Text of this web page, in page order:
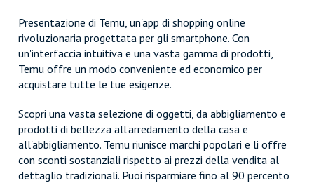
Presentazione di Temu, un'app di shopping online
rivoluzionaria progettata per gli smartphone. Con
un'interfaccia intuitiva e una vasta gamma di prodotti,
Temu offre un modo conveniente ed economico per
acquistare tutte le tue esigenze.
Scopri una vasta selezione di oggetti, da abbigliamento e
prodotti di bellezza all'arredamento della casa e
all'abbigliamento. Temu riunisce marchi popolari e li offre
con sconti sostanziali rispetto ai prezzi della vendita al
dettaglio tradizionali. Puoi risparmiare fino al 90 percento